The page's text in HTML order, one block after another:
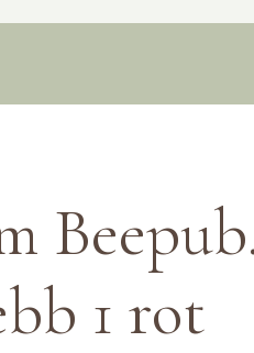
1 rot